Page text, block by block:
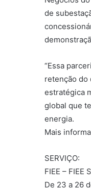
de
“Essa
retenção do
estratégica
global que
energia.
Mais
SERVIÇO:
FIEE – FIEE
De 23 a 26